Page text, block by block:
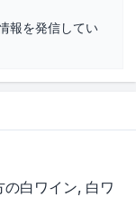
報を発信してい
の白ワイン 白ワ